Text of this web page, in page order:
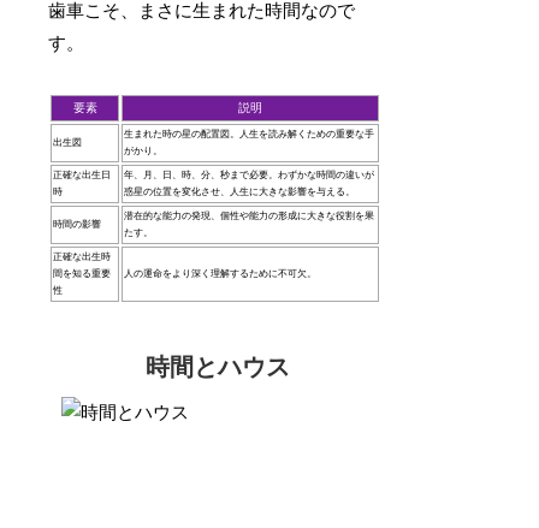
歯車こそ、まさに生まれた時間なので
す。
要素 説明
出生図
生まれた時の星の配置図。人生を読み解くための重要な手
がかり。
正確な出生日
時
年、月、日、時、分、秒まで必要。わずかな時間の違いが
惑星の位置を変化させ、人生に大きな影響を与える。
時間の影響
潜在的な能力の発現、個性や能力の形成に大きな役割を果
たす。
正確な出生時
間を知る重要
性
人の運命をより深く理解するために不可欠。
時間とハウス